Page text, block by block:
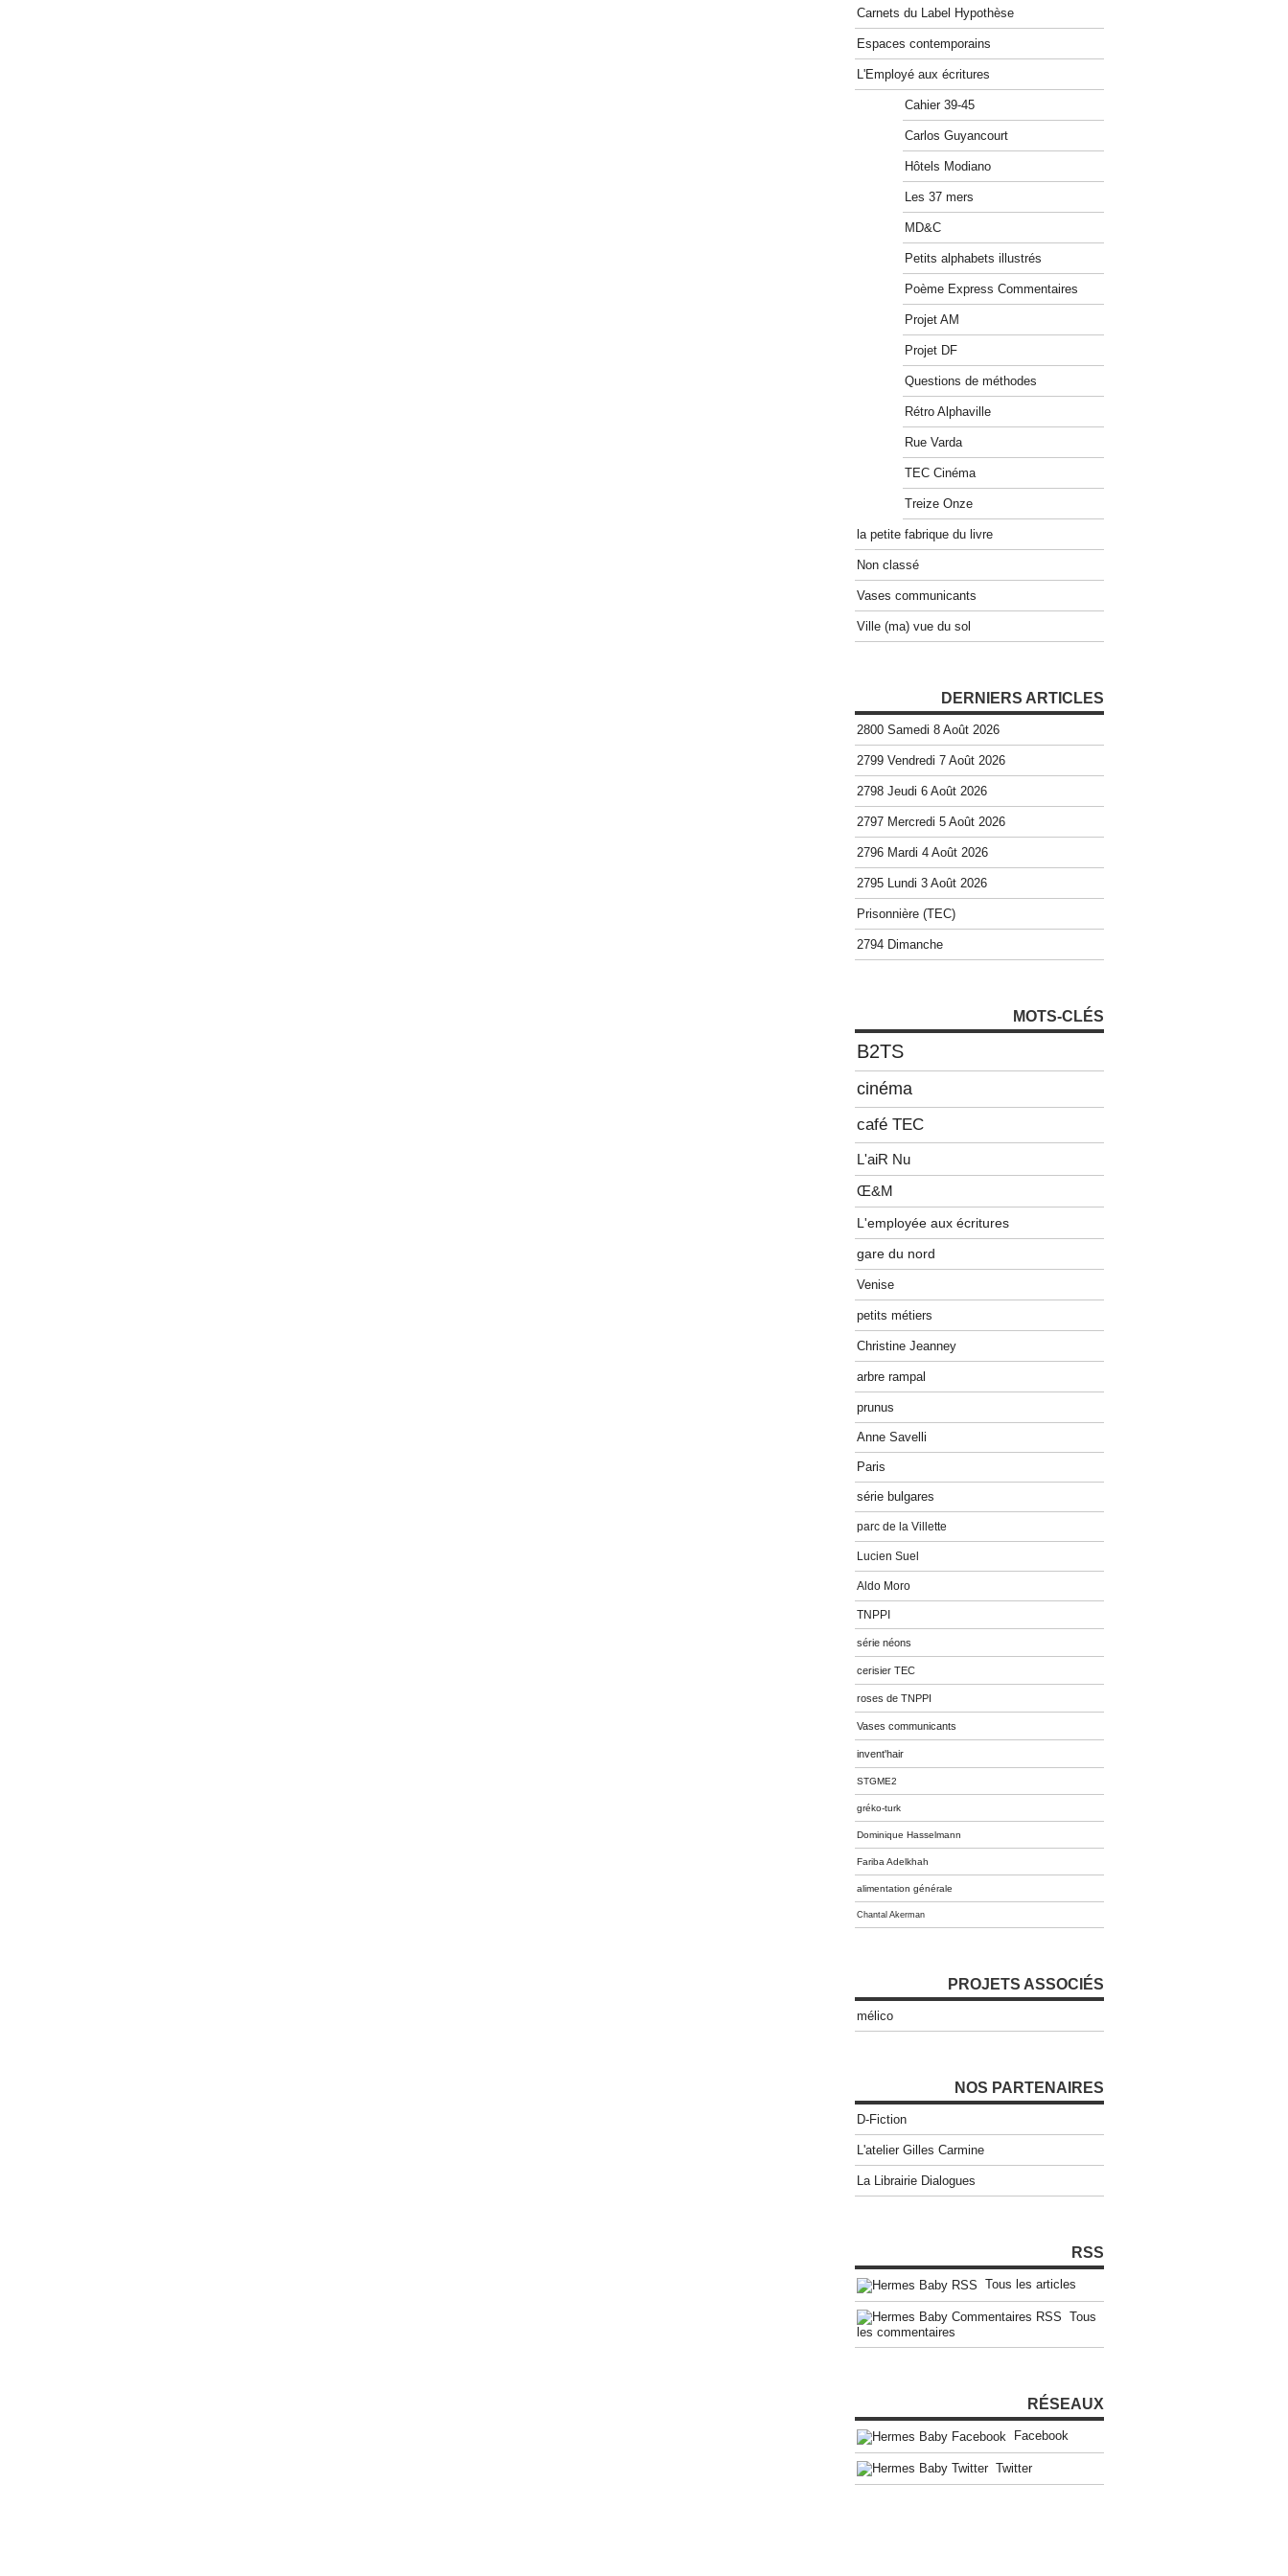
Carnets du Label Hypothèse
Espaces contemporains
L'Employé aux écritures
Cahier 39-45
Carlos Guyancourt
Hôtels Modiano
Les 37 mers
MD&C
Petits alphabets illustrés
Poème Express Commentaires
Projet AM
Projet DF
Questions de méthodes
Rétro Alphaville
Rue Varda
TEC Cinéma
Treize Onze
la petite fabrique du livre
Non classé
Vases communicants
Ville (ma) vue du sol
DERNIERS ARTICLES
2800 Samedi 8 Août 2026
2799 Vendredi 7 Août 2026
2798 Jeudi 6 Août 2026
2797 Mercredi 5 Août 2026
2796 Mardi 4 Août 2026
2795 Lundi 3 Août 2026
Prisonnière (TEC)
2794 Dimanche
MOTS-CLÉS
B2TS
cinéma
café TEC
L'aiR Nu
Œ&M
L'employée aux écritures
gare du nord
Venise
petits métiers
Christine Jeanney
arbre rampal
prunus
Anne Savelli
Paris
série bulgares
parc de la Villette
Lucien Suel
Aldo Moro
TNPPI
série néons
cerisier TEC
roses de TNPPI
Vases communicants
invent'hair
STGME2
gréko-turk
Dominique Hasselmann
Fariba Adelkhah
alimentation générale
Chantal Akerman
PROJETS ASSOCIÉS
mélico
NOS PARTENAIRES
D-Fiction
L'atelier Gilles Carmine
La Librairie Dialogues
RSS
Tous les articles
Tous
les commentaires
RÉSEAUX
Facebook
Twitter